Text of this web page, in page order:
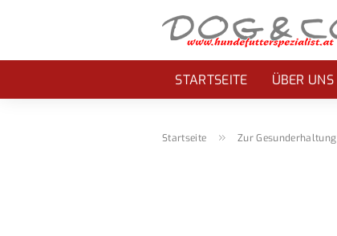
STARTSEITE ÜBER UNS
Startseite » Zur Gesunderhaltung